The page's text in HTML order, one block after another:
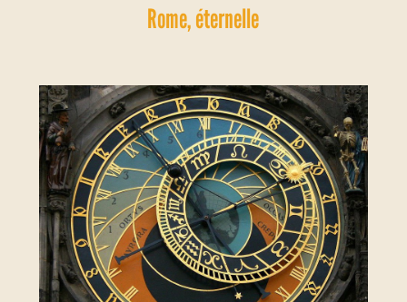
Rome, éternelle